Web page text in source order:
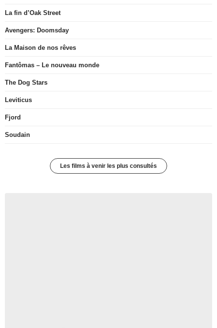
La fin d’Oak Street
Avengers: Doomsday
La Maison de nos rêves
Fantômas – Le nouveau monde
The Dog Stars
Leviticus
Fjord
Soudain
Les films à venir les plus consultés